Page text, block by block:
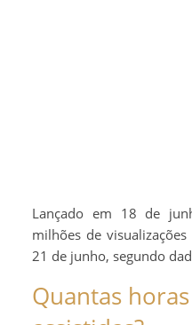
Lançado em 18 de
milhões de
21 de junho, segundo
Quantas